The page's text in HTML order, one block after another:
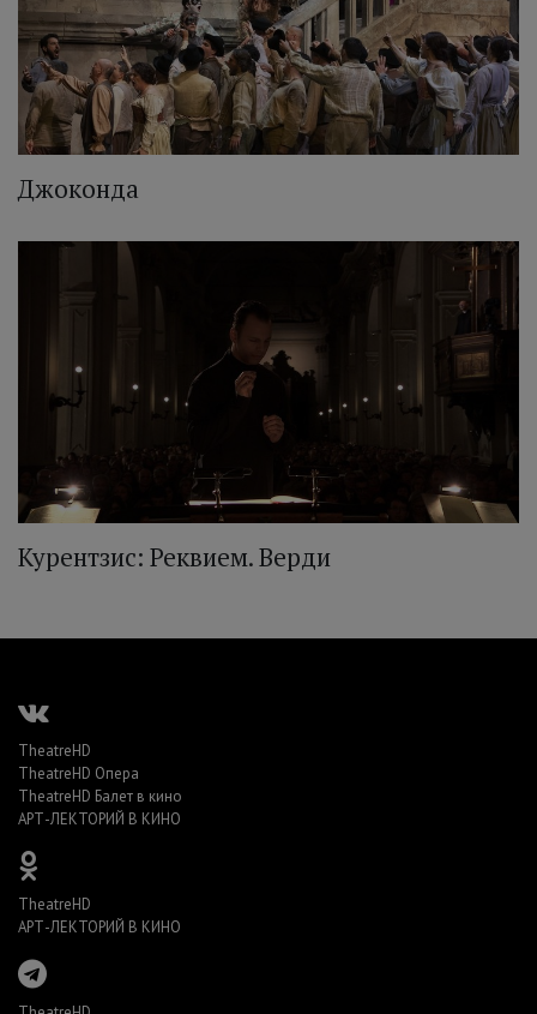
Джоконда
Курентзис: Реквием. Верди
TheatreHD
TheatreHD Опера
TheatreHD Балет в кино
АРТ-ЛЕКТОРИЙ В КИНО
TheatreHD
АРТ-ЛЕКТОРИЙ В КИНО